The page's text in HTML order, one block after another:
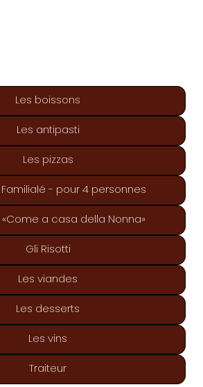
Les boissons
Les antipasti
Les pizzas
Familialé - pour 4 personnes
a casa della Nonna»
Gli Risotti
Les viandes
Les desserts
Les vins
Traiteur